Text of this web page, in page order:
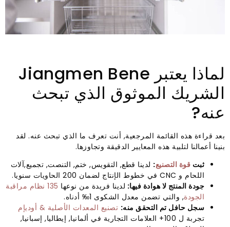
لماذا يعتبر Jiangmen Bene
الشريك الموثوق الذي تبحث
عنه?
بعد قراءة هذه القائمة المرجعية, أنت تعرف ما الذي تبحث عنه. لقد
بنينا أعمالنا لتلبية هذه المعايير الدقيقة وتجاوزها.
ثبت قوة التصنيع: لدينا قطع, التقويس, ختم, التنصت, تجميع,آلات
اللحام و CNC في خطوط الإنتاج لضمان 200 الحاويات سنويا.
جودة المنتج لا هوادة فيها: لدينا فريدة من نوعها
135 نظام مراقبة
الجودة, والتي تضمن معدل الشكوى 1‰ أدناه.
سجل حافل تم التحقق منه: تصنيع المعدات الأصلية & أوديإم
تجربة ل 100+ العلامات التجارية في ألمانيا, إيطاليا, إسبانيا,